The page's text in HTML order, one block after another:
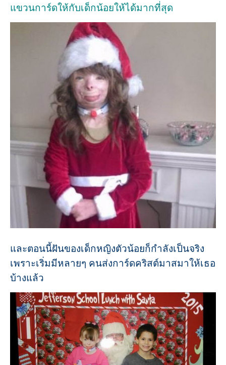
แขวนการ์ดให้กับเด็กน้อยให้ได้มากที่สุด
และตอนนี้ฝันของเด็กหญิงตัวน้อยก็กำลังเป็นจริง
เพราะเริ่มมีหลายๆ คนส่งการ์ดคริสต์มาสมาให้เธอ
บ้างแล้ว